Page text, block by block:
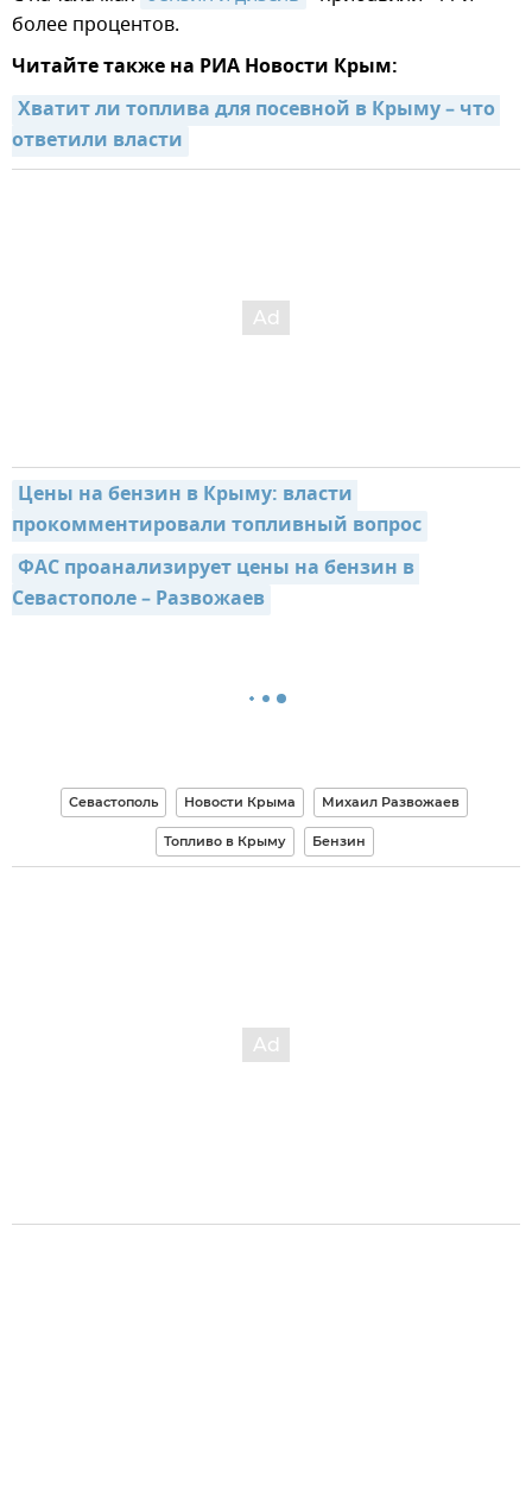
более процентов.
Читайте также на РИА Новости Крым:
Хватит ли топлива для посевной в Крыму – что
ответили власти
Цены на бензин в Крыму: власти
прокомментировали топливный вопрос
ФАС проанализирует цены на бензин в
Севастополе – Развожаев
Севастополь Новости Крыма Михаил Развожаев
Топливо в Крыму Бензин